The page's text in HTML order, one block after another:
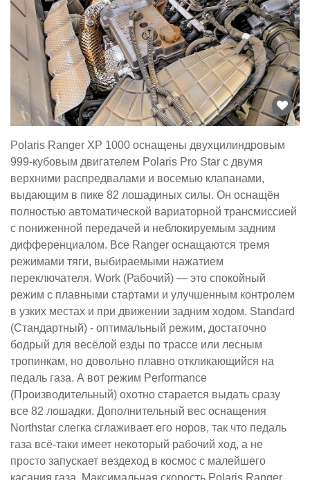
Polaris Ranger XP 1000 оснащены двухцилиндровым
999-кубовым двигателем Polaris Pro Star с двумя
верхними распредвалами и восемью клапанами,
выдающим в пике 82 лошадиных силы. Он оснащён
полностью автоматической вариаторной трансмиссией
с пониженной передачей и неблокируемым задним
дифференциалом. Все Ranger оснащаются тремя
режимами тяги, выбираемыми нажатием
переключателя. Work (Рабочий) — это спокойный
режим с плавными стартами и улучшенным контролем
в узких местах и при движении задним ходом. Standard
(Стандартный) - оптимальный режим, достаточно
бодрый для весёлой езды по трассе или лесным
тропинкам, но довольно плавно откликающийся на
педаль газа. А вот режим Performance
(Производительный) охотно старается выдать сразу
все 82 лошадки. Дополнительный вес оснащения
Northstar слегка сглаживает его норов, так что педаль
газа всё-таки имеет некоторый рабочий ход, а не
просто запускает вездеход в космос с малейшего
касания газа. Максимальная скорость Polaris Ranger